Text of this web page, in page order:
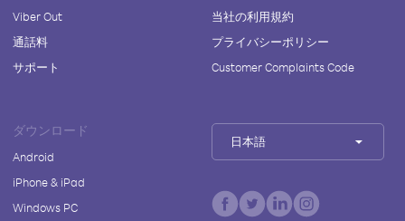
Viber Out
通話料
サポート
当社の利用規約
プライバシーポリシー
Customer Complaints Code
ダウンロード
Android
iPhone & iPad
Windows PC
日本語